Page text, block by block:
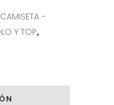
CAMISETA -
Y TOP,